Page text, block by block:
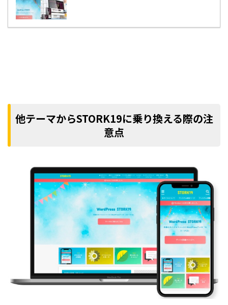
他テーマからSTORK19に乗り換える際の注
意点